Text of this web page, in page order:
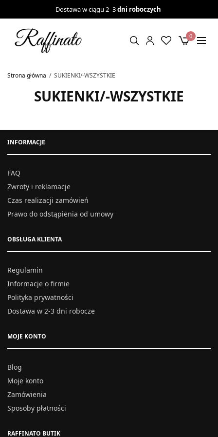
Dostawa w ciągu 2- 3dni roboczych
0
Strona główna / SUKIENKI/-WSZYSTKIE
SUKIENKI/-WSZYSTKIE
INFORMACJE
FAQ
Zwroty i reklamacje
Czas realizacji zamówień
Prawo do odstąpienia od umowy
OBSŁUGA KLIENTA
Regulamin
Informacje o firmie
Polityka prywatności
Dostawa w 2-3 dni robocze
MOJE KONTO
Blog
Moje konto
Zamówienia
Sposoby płatności
RAFFINATO BUTIK